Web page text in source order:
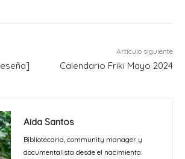
Artículo siguiente
Calendario Friki Mayo 2024
Aida Santos
Bibliotecaria, community manager y
documentalista desde el nacimiento: